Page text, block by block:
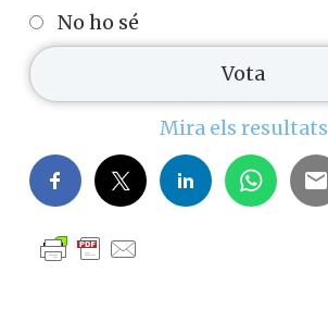
No ho sé
Mira els resultats